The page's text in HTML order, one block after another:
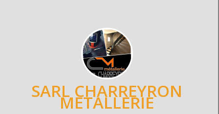
SARL CHARREYRON
METALLERIE